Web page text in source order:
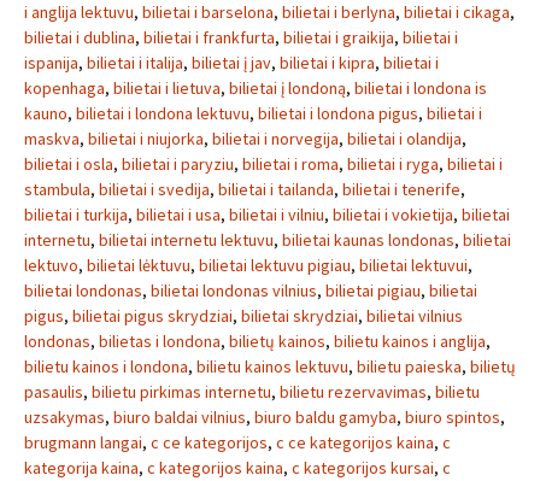
i anglija lektuvu, bilietai i barselona, bilietai i berlyna, bilietai i cikaga,
bilietai i dublina, bilietai i frankfurta, bilietai i graikija, bilietai i
ispanija, bilietai i italija, bilietai į jav, bilietai i kipra, bilietai i
kopenhaga, bilietai i lietuva, bilietai į londoną, bilietai i londona is
kauno, bilietai i londona lektuvu, bilietai i londona pigus, bilietai i
maskva, bilietai i niujorka, bilietai i norvegija, bilietai i olandija,
bilietai i osla, bilietai i paryziu, bilietai i roma, bilietai i ryga, bilietai i
stambula, bilietai i svedija, bilietai i tailanda, bilietai i tenerife,
bilietai i turkija, bilietai i usa, bilietai i vilniu, bilietai i vokietija, bilietai
internetu, bilietai internetu lektuvu, bilietai kaunas londonas, bilietai
lektuvo, bilietai lėktuvu, bilietai lektuvu pigiau, bilietai lektuvui,
bilietai londonas, bilietai londonas vilnius, bilietai pigiau, bilietai
pigus, bilietai pigus skrydziai, bilietai skrydziai, bilietai vilnius
londonas, bilietas i londona, bilietų kainos, bilietu kainos i anglija,
bilietu kainos i londona, bilietu kainos lektuvu, bilietu paieska, bilietų
pasaulis, bilietu pirkimas internetu, bilietu rezervavimas, bilietu
uzsakymas, biuro baldai vilnius, biuro baldu gamyba, biuro spintos,
brugmann langai, c ce kategorijos, c ce kategorijos kaina, c
kategorija kaina, c kategorijos kaina, c kategorijos kursai, c